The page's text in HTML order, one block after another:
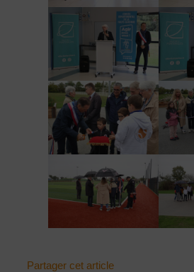
Partager cet article